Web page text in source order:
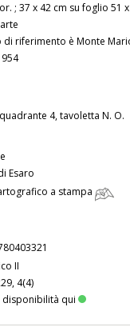
; 37 x 42 cm su foglio 51
di riferimento è Monte
4, tavoletta N. O.
Esaro
a stampa
II
4(4)
disponibilità qui